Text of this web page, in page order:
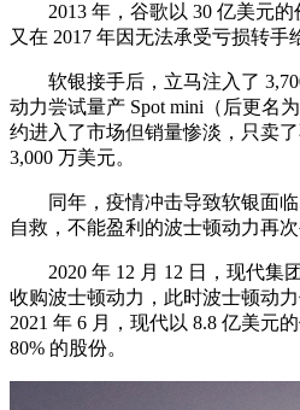
2013 年，谷歌以 30 亿美元的
又在 2017 年因无法承受亏损转手
软银接手后，立马注入了
动力尝试量产 Spot mini（后更名
约进入了市场但销量惨淡，只卖
3,000 万美元。
同年，疫情冲击导致软银面临
自救，不能盈利的波士顿动力再次
2020 年 12 月 12 日，现代集
收购波士顿动力，此时波士顿动力
2021 年 6 月，现代以 8.8 亿美元
80% 的股份。